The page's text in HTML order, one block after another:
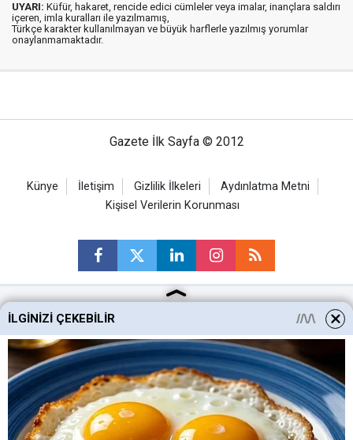
UYARI: Küfür, hakaret, rencide edici cümleler veya imalar, inançlara saldırı
içeren, imla kuralları ile yazılmamış,
Türkçe karakter kullanılmayan ve büyük harflerle yazılmış yorumlar
onaylanmamaktadır.
Gazete İlk Sayfa © 2012
Künye İletişim Gizlilik İlkeleri
Aydınlatma Metni
Kişisel Verilerin Korunması
Ankara Haberleri
Keçiören Haberleri
Altındağ Haberleri
Sincan Haberleri
Mamak Haberleri
İLGINIZI ÇEKEBILIR